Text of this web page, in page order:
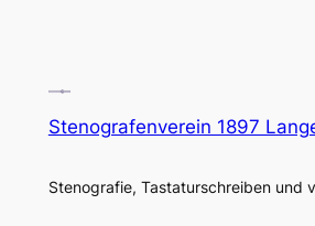
Stenografenverein 1897
Stenografie, Tastaturschreiben und